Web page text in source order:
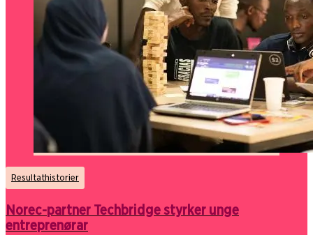
Resultathistorier
Norec-partner Techbridge styrker unge
entreprenørar